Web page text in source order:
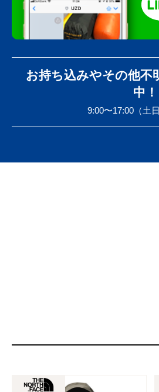
お持ち込みやその他不
中！
9:00〜17:00（土